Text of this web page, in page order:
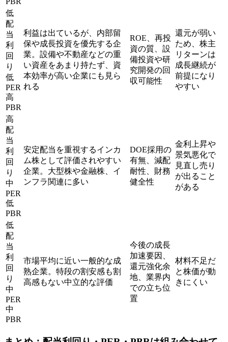
低
配
当
利
回
り
低
PER
高
PBR
利益は出ているが、内部留
保や成長投資を優先する企
業。設備や不動産などの重
い資産をあまり持たず、資
本効率が高い企業にも見ら
れる
ROE、再投
資の質、設
備投資や研
究開発の回
収可能性
還元が弱い
ため、株主
リターンは
成長継続が
前提になり
やすい
高
配
当
利
回
り
中
PER
低
PBR
安定配当を重視するインカ
ム株として評価されやすい
企業。大型株や金融株、イ
ンフラ関連に多い
DOE採用の
有無、減配
耐性、財務
健全性
金利上昇や
景気悪化で
見直し売り
が出ること
がある
低
配
当
利
回
り
中
PER
中
PBR
市場平均に近い一般的な成
熟企業。特段の割安感も割
高感もない中立的な評価
今後の成長
加速要因、
還元強化余
地、業界内
での立ち位
置
材料不足だ
と株価が動
きにくい